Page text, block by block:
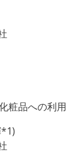
粧品への利用